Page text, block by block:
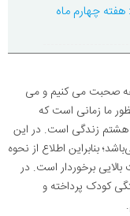
چهارم ماه
صحبت می کنیم و می
ما زمانی است که
هشتم زندگی است. در این
بنابراین اطلاع از نحوه
برخوردار است. در
کودک پرداخته و